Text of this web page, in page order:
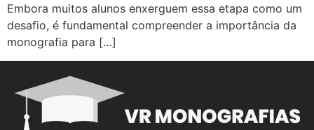
Embora muitos alunos enxerguem essa etapa como um
desafio, é fundamental compreender a importância da
monografia para […]